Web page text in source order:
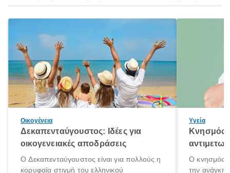
Οικογένεια
Δεκαπενταύγουστος: Ιδέες για
οικογενειακές αποδράσεις
Ο Δεκαπενταύγουστος είναι για πολλούς η
κορυφαία στιγμή του ελληνικού
Υγεία
Κνησμός:
Ο κνησμός
την ανάγκη